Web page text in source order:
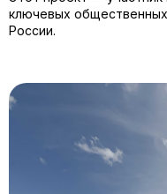
ключевых
России.